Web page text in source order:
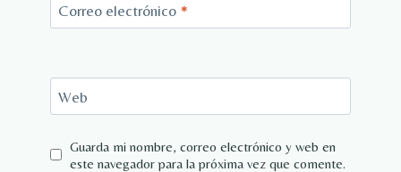
Correo electrónico *
Web
Guarda mi nombre, correo electrónico y web en
este navegador para la próxima vez que comente.